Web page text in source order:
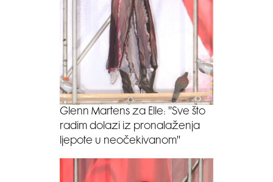
Glenn Martens za Elle: ''Sve što
radim dolazi iz pronalaženja
ljepote u neočekivanom''